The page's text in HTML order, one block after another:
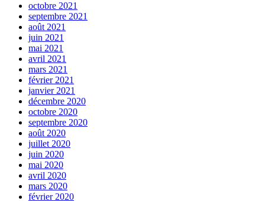
octobre 2021
septembre 2021
août 2021
juin 2021
mai 2021
avril 2021
mars 2021
février 2021
janvier 2021
décembre 2020
octobre 2020
septembre 2020
août 2020
juillet 2020
juin 2020
mai 2020
avril 2020
mars 2020
février 2020